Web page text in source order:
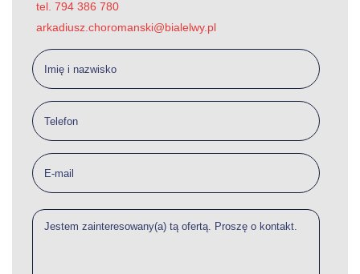
tel. 794 386 780
arkadiusz.choromanski@bialelwy.pl